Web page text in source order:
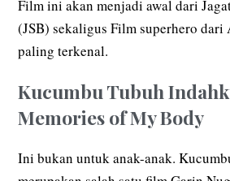
Film ini akan menjadi awal dari
(JSB) sekaligus Film superhero dari
paling terkenal.
Kucumbu Tubuh
Memories of My Body
Ini bukan untuk anak-anak.